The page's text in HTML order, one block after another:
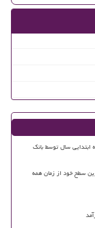
از ۲۲۰۰ فقره تسهیلات ازدواج و فرزندآوری در ۲ ماه ابتدایی سال توسط بانک
سطح خود از زمان همه